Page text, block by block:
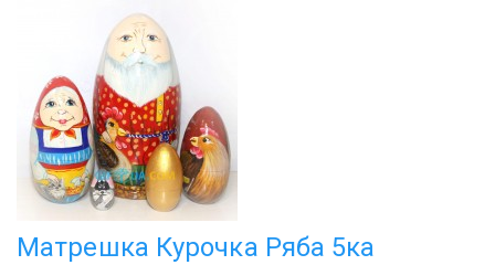
Матрешка Курочка Ряба 5ка